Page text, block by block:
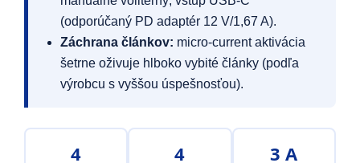
(odporúčaný PD adaptér 12 V/1,67 A).
Záchrana článkov: micro-current aktivácia
šetrne oživuje hlboko vybité články (podľa
výrobcu s vyššou úspešnosťou).
4 4 3 A